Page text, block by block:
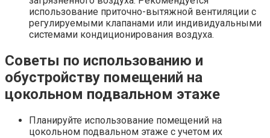
использование приточно-вытяжной вентиляции с
регулируемыми клапанами или индивидуальными
системами кондиционирования воздуха.​
Советы по использованию и
обустройству помещений на
цокольном подвальном этаже
Планируйте использование помещений на
цокольном подвальном этаже с учетом их